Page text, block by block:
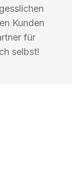
Kunden
für
selbst!